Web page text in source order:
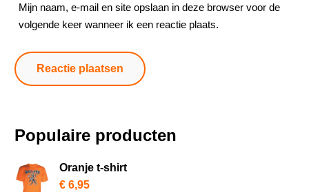
Mijn naam, e-mail en site opslaan in deze browser voor de
volgende keer wanneer ik een reactie plaats.
Populaire producten
Oranje t-shirt
€ 6,95